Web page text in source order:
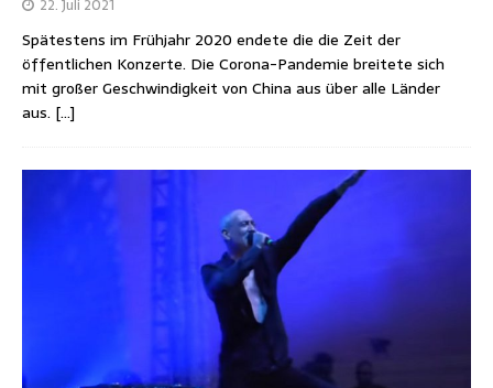
22. Juli 2021
Spätestens im Frühjahr 2020 endete die die Zeit der
öffentlichen Konzerte. Die Corona-Pandemie breitete sich
mit großer Geschwindigkeit von China aus über alle Länder
aus. […]